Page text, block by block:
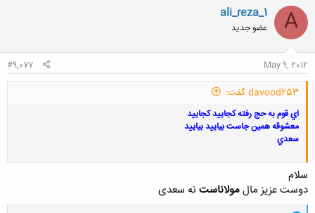
A
ali_reza_1
عضو جدید
May 9, 2012
#9,077
davood253 گفت:
اي قوم به حج رفته كجاييد كجاييد
معشوقه همين جاست بياييد بياييد
سعدي
سلام
دوست عزیز مالمولاناست نه سعدی